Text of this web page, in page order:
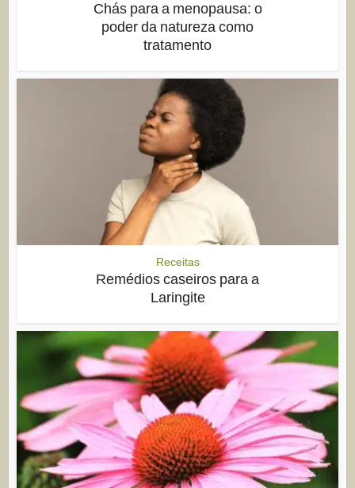
Chás para a menopausa: o
poder da natureza como
tratamento
Receitas
Remédios caseiros para a
Laringite